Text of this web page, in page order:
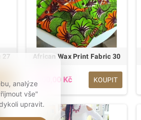
27 African Wax Print Fabric 30
1 000,00 Kč KOUPIT
analýze
vše"
upravit.